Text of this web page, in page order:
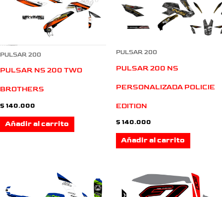
PULSAR 200
PULSAR NS 200 TWO
BROTHERS
$ 140.000
Añadir al carrito
PULSAR 200
PULSAR 200 NS
PERSONALIZADA POLICIE
EDITION
$ 140.000
Añadir al carrito